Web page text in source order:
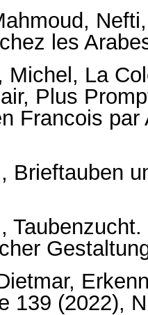
les
Michel, La
Plus
Francois
Brieftauben
139 (2022),